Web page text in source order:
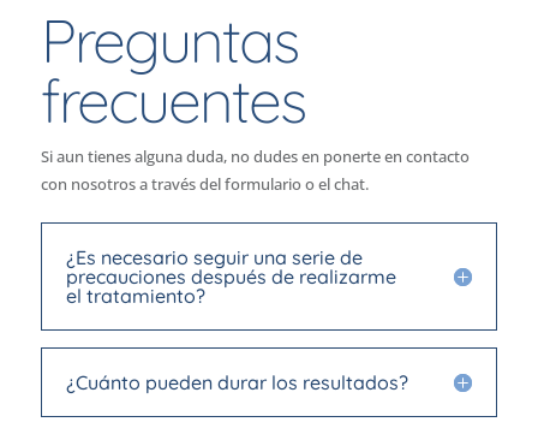
Preguntas
frecuentes
Si aun tienes alguna duda, no dudes en ponerte en contacto
con nosotros a través del formulario o el chat.
¿Es necesario seguir una serie de
precauciones después de realizarme
el tratamiento?
¿Cuánto pueden durar los resultados?